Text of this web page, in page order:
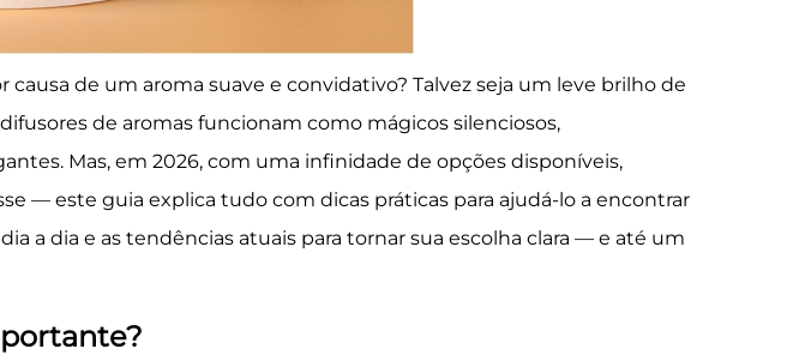
de um aroma suave e convidativo? Talvez seja um leve brilho de
de aromas funcionam como mágicos silenciosos,
Mas, em 2026, com uma infinidade de opções disponíveis,
— este guia explica tudo com dicas práticas para ajudá-lo a encontrar
a dia e as tendências atuais para tornar sua escolha clara — e até um